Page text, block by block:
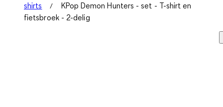
shirts
KPop Demon Hunters - set - T-shirt en
fietsbroek - 2-delig